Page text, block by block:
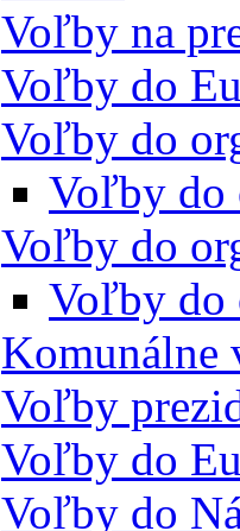
Voľby na
Voľby do
Voľby do
Voľby do
Voľby do
Voľby do
Voľby
Voľby do
Voľby do